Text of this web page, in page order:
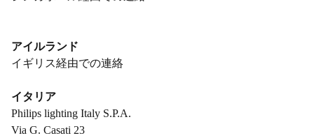
アイルランド
イギリス経由での連絡
イタリア
Philips lighting Italy S.P.A.
Via G. Casati 23